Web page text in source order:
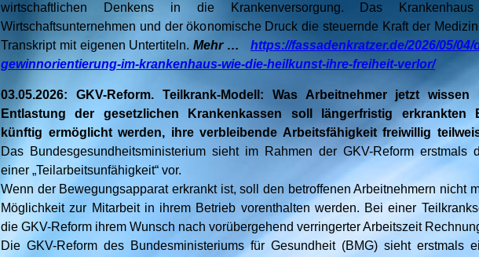
wirtschaftlichen Denkens in die Krankenversorgung. Das
Wirtschaftsunternehmen und der ökonomische Druck die steuernde Kraft der
Transkript mit eigenen Untertiteln. Mehr … https://fassadenkratzer.de/2026/05/
gewinnorientierung-im-krankenhaus-wie-die-heilkunst-ihre-freiheit-verlor/
03.05.2026: GKV-Reform. Teilkrank-Modell: Was Arbeitnehmer jetzt
Entlastung der gesetzlichen Krankenkassen soll längerfristig erkrankten
künftig ermöglicht werden, ihre verbleibende Arbeitsfähigkeit freiwillig
Das Bundesgesundheitsministerium sieht im Rahmen der GKV-Reform erstmals
einer „Teilarbeitsunfähigkeit“ vor.
Wenn der Bewegungsapparat erkrankt ist, soll den betroffenen Arbeitnehmern nicht
Möglichkeit zur Mitarbeit in ihrem Betrieb vorenthalten werden. Bei einer
die GKV-Reform ihrem Wunsch nach vorübergehend verringerter Arbeitszeit
Die GKV-Reform des Bundesministeriums für Gesundheit (BMG) sieht erstmals